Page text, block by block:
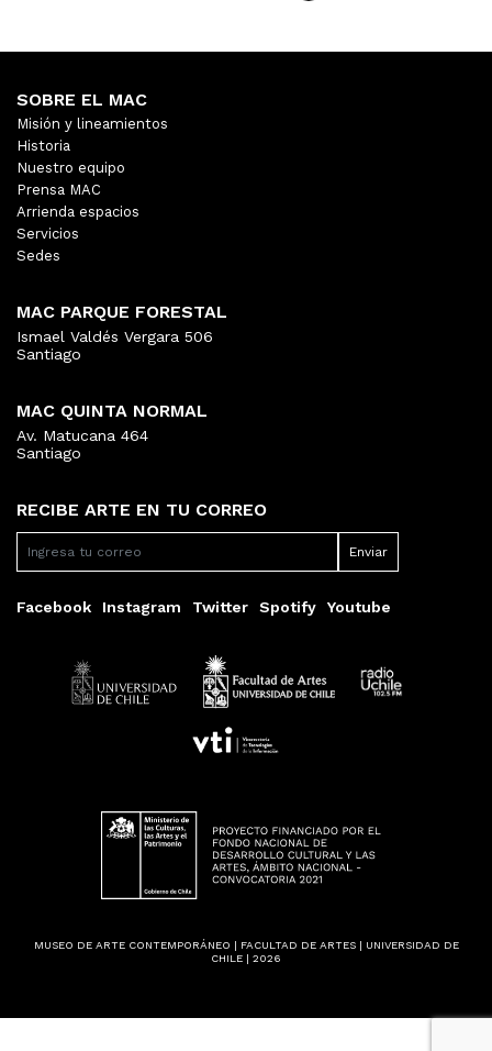
RECIBE ARTE EN TU CORREO
Facebook Instagram Twitter Spotify Youtube
SOBRE EL MAC
Misión y lineamientos
Historia
Nuestro equipo
Prensa MAC
Arrienda espacios
Servicios
Sedes
MAC PARQUE FORESTAL
Ismael Valdés Vergara 506
Santiago
MAC QUINTA NORMAL
Av. Matucana 464
Santiago
MUSEO DE ARTE CONTEMPORÁNEO | FACULTAD DE ARTES | UNIVERSIDAD DE
CHILE | 2026